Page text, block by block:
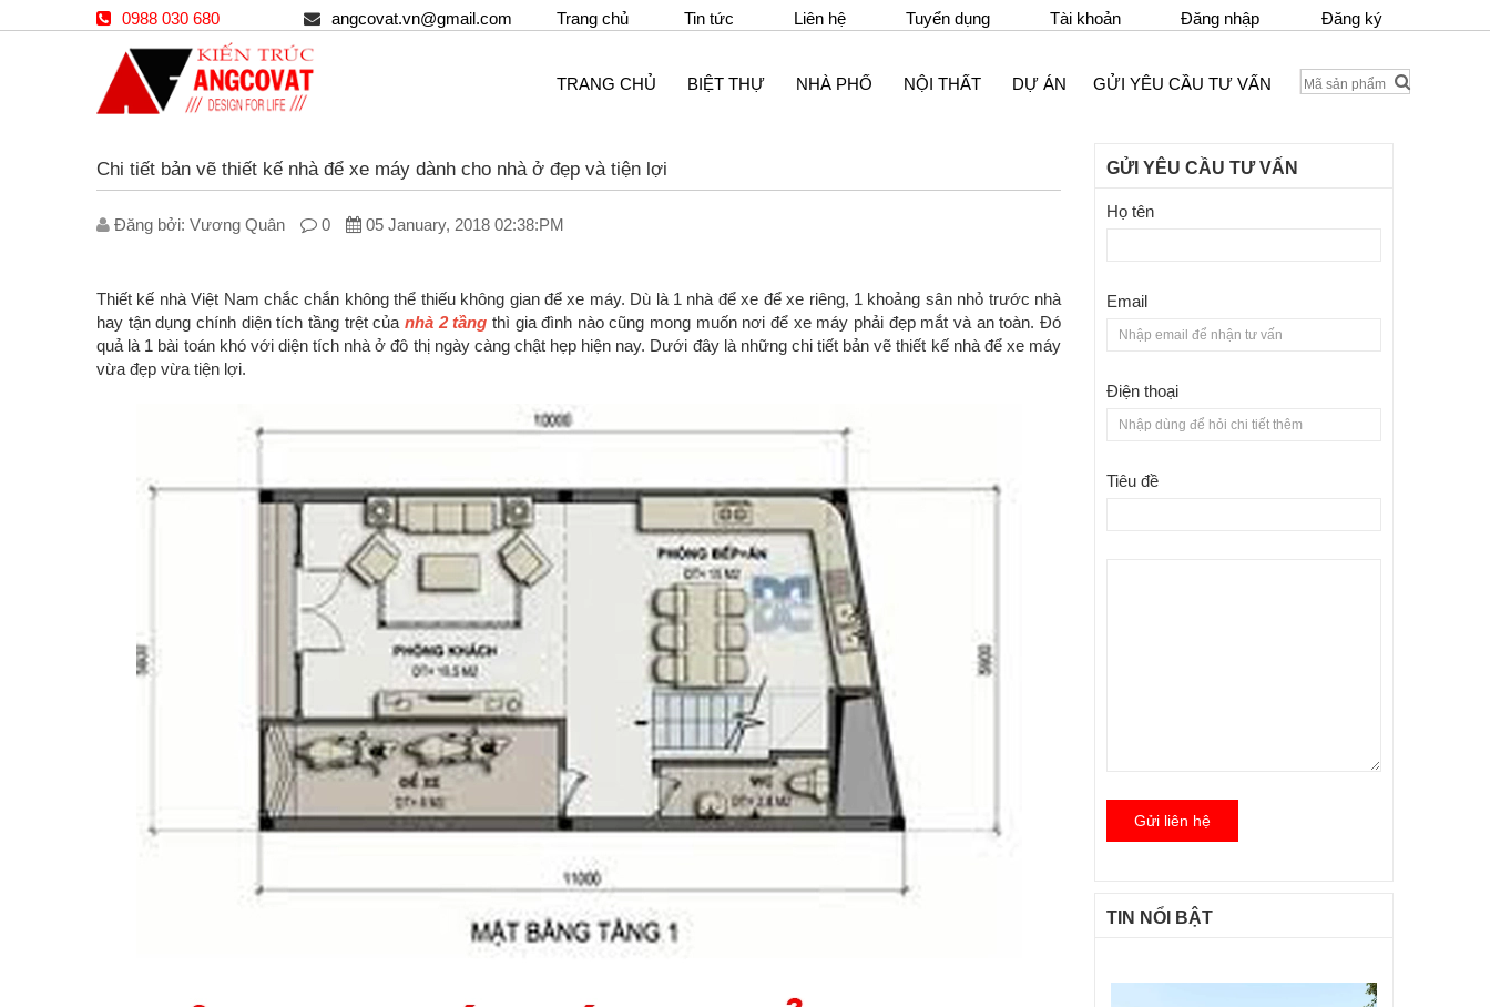
0988 030 680 angcovat.vn@gmail.com Trang chủ Tin tức Liên hệ Tuyển dụng Tài khoản Đăng nhập Đăng ký
TRANG CHỦ BIỆT THỰ NHÀ PHỐ NỘI THẤT DỰ ÁN GỬI YÊU CẦU TƯ VẤN
Chi tiết bản vẽ thiết kế nhà để xe máy dành cho nhà ở đẹp và tiện lợi
Đăng bởi: V­ương Quân 0 05 January, 2018 02:38:PM
Thiết kế nhà Việt Nam chắc chắn không thể thiếu không gian để xe máy. Dù là 1 nhà để xe để xe riêng, 1 khoảng sân nhỏ trước nhà
hay tận dụng chính diện tích tầng trệt của nhà 2 tầng thì gia đình nào cũng mong muốn nơi để xe máy phải đẹp mắt và an toàn. Đó
quả là 1 bài toán khó với diện tích nhà ở đô thị ngày càng chật hẹp hiện nay. Dưới đây là những chi tiết bản vẽ thiết kế nhà để xe máy
vừa đẹp vừa tiện lợi.
GỬI YÊU CẦU TƯ VẤN
Họ tên
Email
Điện thoại
Tiêu đề
Gửi liên hệ
TIN NỔI BẬT